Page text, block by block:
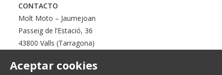
Aceptar cookies
CONTACTO
Molt Moto – Jaumejoan
Passeig de l’Estació, 36
43800 Valls (Tarragona)